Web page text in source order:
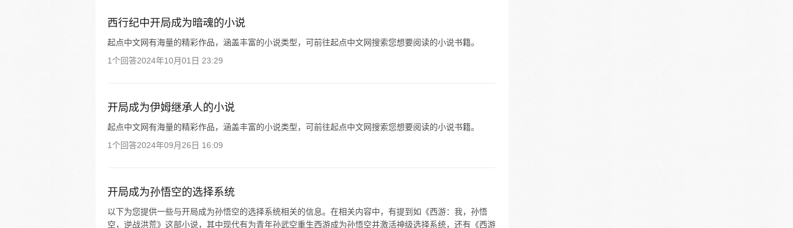
西行纪中开局成为暗魂的小说
起点中文网有海量的精彩作品，涵盖丰富的小说类型，可前往起点中文网搜索您想要阅读的小说书籍。
1个回答2024年10月01日 23:29
开局成为伊姆继承人的小说
起点中文网有海量的精彩作品，涵盖丰富的小说类型，可前往起点中文网搜索您想要阅读的小说书籍。
1个回答2024年09月26日 16:09
开局成为孙悟空的选择系统
以下为您提供一些与开局成为孙悟空的选择系统相关的信息。在相关内容中，有提到如《西游：我，孙悟
空，逆战洪荒》这部小说，其中现代有为青年孙武空重生西游成为孙悟空并激活神级选择系统，还有《西游